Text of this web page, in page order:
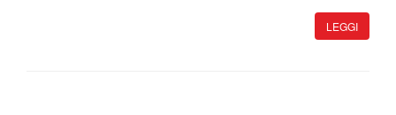
LEGGI